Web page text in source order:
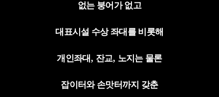
없는 붕어가 없고
대표시설 수상 좌대를 비롯해
개인좌대 , 잔교, 노지는 물론
잡이터와 손맛터까지 갖춘